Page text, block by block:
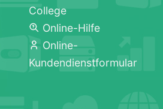
College
Online-Hilfe
Online-
Kundendienstformular